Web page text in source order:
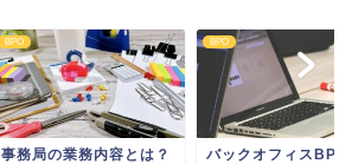
BPO
事務局の業務内容とは？
BPO
バックオフィスBPO